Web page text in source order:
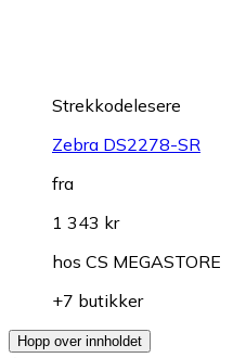
Strekkodelesere
Zebra DS2278-SR
fra
1 343 kr
hos CS MEGASTORE
+7 butikker
Hopp over innholdet